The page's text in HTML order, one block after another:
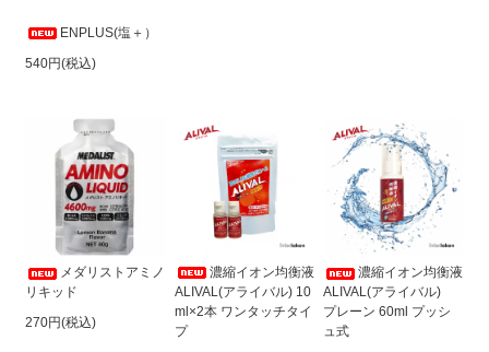
ENPLUS(塩＋）
540円(税込)
メダリストアミノ
リキッド
270円(税込)
濃縮イオン均衡液
ALIVAL(アライバル) 10
ml×2本 ワンタッチタイ
プ
濃縮イオン均衡液
ALIVAL(アライバル)
プレーン 60ml プッシ
ュ式